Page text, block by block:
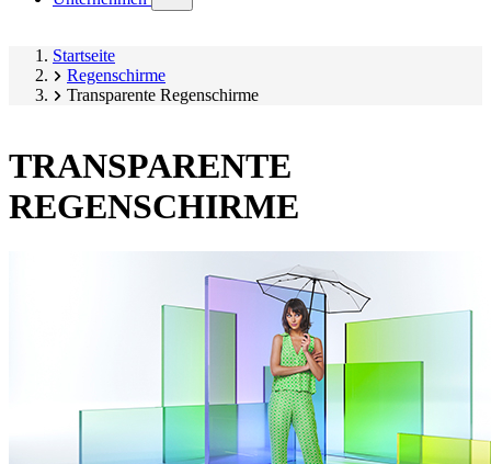
submenu)
Startseite
Regenschirme
Transparente Regenschirme
TRANSPARENTE
REGENSCHIRME